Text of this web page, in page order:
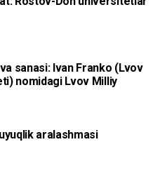
sanasi: Ivan Franko (Lvov
nomidagi Lvov Milliy
aralashmasi